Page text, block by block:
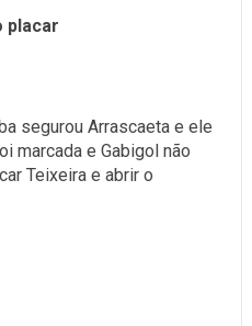
placar
segurou Arrascaeta e ele
marcada e Gabigol não
Teixeira e abrir o